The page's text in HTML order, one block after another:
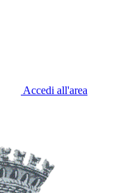
Accedi all'area